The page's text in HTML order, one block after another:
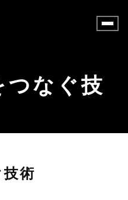
つなぐ技
術